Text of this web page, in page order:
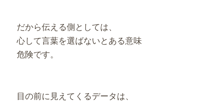
だから伝える側としては、
心して言葉を選ばないとある意味
危険です。
目の前に見えてくるデータは、